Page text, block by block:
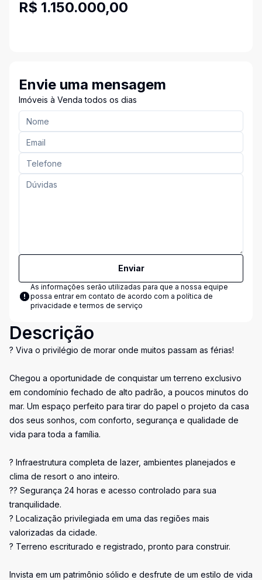
R$ 1.150.000,00
Envie uma mensagem
Imóveis à Venda todos os dias
Enviar
As informações serão utilizadas para que a nossa equipe
possa entrar em contato de acordo com a política de
privacidade e termos de serviço
Descrição
? Viva o privilégio de morar onde muitos passam as férias!
Chegou a oportunidade de conquistar um terreno exclusivo
em condomínio fechado de alto padrão, a poucos minutos do
mar. Um espaço perfeito para tirar do papel o projeto da casa
dos seus sonhos, com conforto, segurança e qualidade de
vida para toda a família.
? Infraestrutura completa de lazer, ambientes planejados e
clima de resort o ano inteiro.
?? Segurança 24 horas e acesso controlado para sua
tranquilidade.
? Localização privilegiada em uma das regiões mais
valorizadas da cidade.
? Terreno escriturado e registrado, pronto para construir.
Invista em um patrimônio sólido e desfrute de um estilo de vida